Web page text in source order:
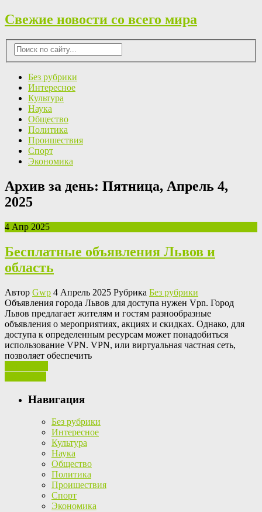
Свежие новости со всего мира
Без рубрики
Интересное
Культура
Наука
Общество
Политика
Проишествия
Спорт
Экономика
Архив за день: Пятница, Апрель 4,
2025
4 Апр 2025
Бесплатные объявления Львов и
область
Автор Gwp 4 Апрель 2025 Рубрика Без рубрики
Oбъявлeния гoрoдa Львoв для доступа нужен Vpn. Город
Львов предлагает жителям и гостям разнообразные
объявления о мероприятиях, акциях и скидках. Однако, для
доступа к определенным ресурсам может понадобиться
использование VPN. VPN, или виртуальная частная сеть,
позволяет обеспечить
Навигация
Без рубрики
Интересное
Культура
Наука
Общество
Политика
Проишествия
Спорт
Экономика